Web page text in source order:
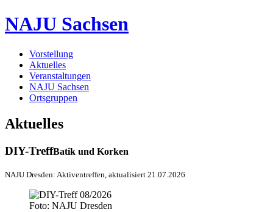
NAJU Sachsen
Vorstellung
Aktuelles
Veranstaltungen
NAJU Sachsen
Ortsgruppen
Aktuelles
DIY-TreffBatik und Korken
NAJU Dresden: Aktiventreffen, aktualisiert 21.07.2026
Foto: NAJU Dresden